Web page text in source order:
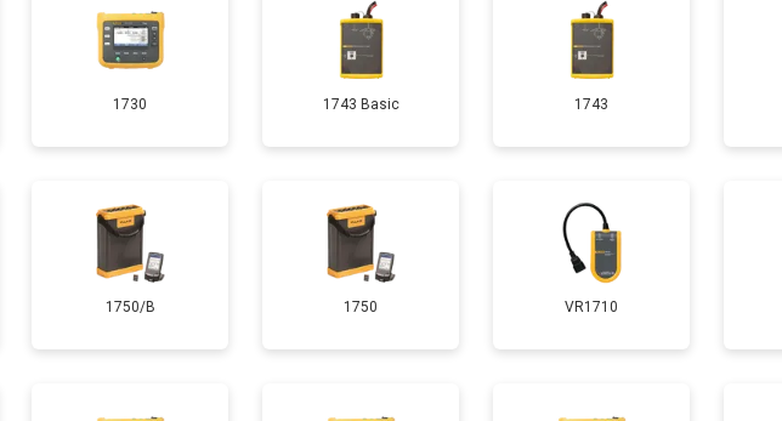
1730 1743 Basic 1743
1750/B 1750 VR1710